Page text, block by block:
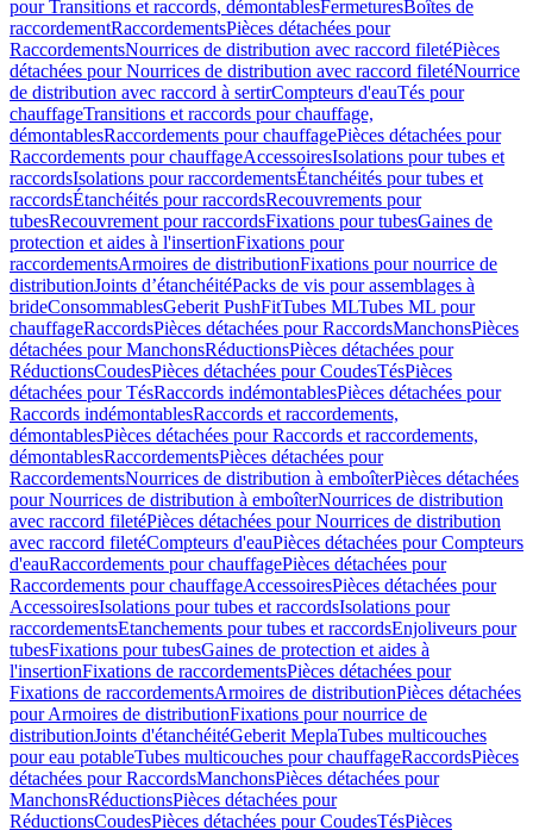
pour Transitions et raccords, démontablesFermeturesBoîtes de
raccordementRaccordementsPièces détachées pour
RaccordementsNourrices de distribution avec raccord filetéPièces
détachées pour Nourrices de distribution avec raccord filetéNourrice
de distribution avec raccord à sertirCompteurs d'eauTés pour
chauffageTransitions et raccords pour chauffage,
démontablesRaccordements pour chauffagePièces détachées pour
Raccordements pour chauffageAccessoiresIsolations pour tubes et
raccordsIsolations pour raccordementsÉtanchéités pour tubes et
raccordsÉtanchéités pour raccordsRecouvrements pour
tubesRecouvrement pour raccordsFixations pour tubesGaines de
protection et aides à l'insertionFixations pour
raccordementsArmoires de distributionFixations pour nourrice de
distributionJoints d’étanchéitéPacks de vis pour assemblages à
brideConsommablesGeberit PushFitTubes MLTubes ML pour
chauffageRaccordsPièces détachées pour RaccordsManchonsPièces
détachées pour ManchonsRéductionsPièces détachées pour
RéductionsCoudesPièces détachées pour CoudesTésPièces
détachées pour TésRaccords indémontablesPièces détachées pour
Raccords indémontablesRaccords et raccordements,
démontablesPièces détachées pour Raccords et raccordements,
démontablesRaccordementsPièces détachées pour
RaccordementsNourrices de distribution à emboîterPièces détachées
pour Nourrices de distribution à emboîterNourrices de distribution
avec raccord filetéPièces détachées pour Nourrices de distribution
avec raccord filetéCompteurs d'eauPièces détachées pour Compteurs
d'eauRaccordements pour chauffagePièces détachées pour
Raccordements pour chauffageAccessoiresPièces détachées pour
AccessoiresIsolations pour tubes et raccordsIsolations pour
raccordementsEtanchements pour tubes et raccordsEnjoliveurs pour
tubesFixations pour tubesGaines de protection et aides à
l'insertionFixations de raccordementsPièces détachées pour
Fixations de raccordementsArmoires de distributionPièces détachées
pour Armoires de distributionFixations pour nourrice de
distributionJoints d'étanchéitéGeberit MeplaTubes multicouches
pour eau potableTubes multicouches pour chauffageRaccordsPièces
détachées pour RaccordsManchonsPièces détachées pour
ManchonsRéductionsPièces détachées pour
RéductionsCoudesPièces détachées pour CoudesTésPièces